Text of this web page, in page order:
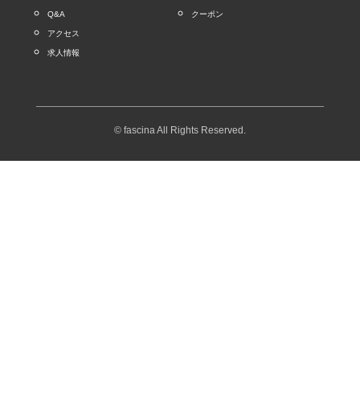
Q&A
アクセス
求人情報
クーポン
© fascina All Rights Reserved.